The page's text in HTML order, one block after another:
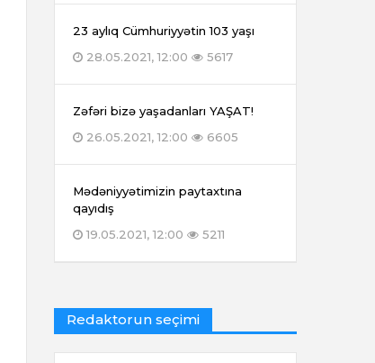
23 aylıq Cümhuriyyətin 103 yaşı
28.05.2021, 12:00
5617
Zəfəri bizə yaşadanları YAŞAT!
26.05.2021, 12:00
6605
Mədəniyyətimizin paytaxtına
qayıdış
19.05.2021, 12:00
5211
Redaktorun seçimi